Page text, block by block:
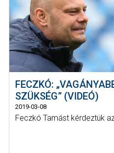
FECZKÓ:
SZÜKSÉG” (VIDEÓ)
2019-03-08
Feczkó Tamást kérdeztük